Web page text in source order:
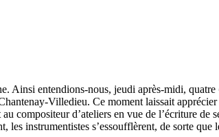
Ainsi entendions-nous, jeudi après-midi, quatre
Villedieu. Ce moment laissait
compositeur d’ateliers en vue de l’écriture de
les instrumentistes s’essoufflèrent, de sorte